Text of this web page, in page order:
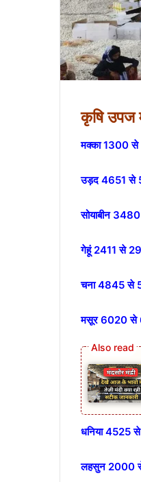
कृषि उपज
मक्का 1300
उड़द 4651 से
सोयाबीन
गेहूं 2411 से
चना 4845 से
मसूर 6020 से
धनिया 4525
लहसुन 2000